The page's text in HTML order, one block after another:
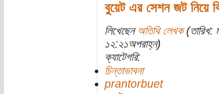
বুয়েট এর সেশন জট নিয়ে
লিখেছেন অতিথি লেখক(তারিখ:
১২:২১অপরাহ্ন)
ক্যাটেগরি:
চিন্তাভাবনা
prantorbuet